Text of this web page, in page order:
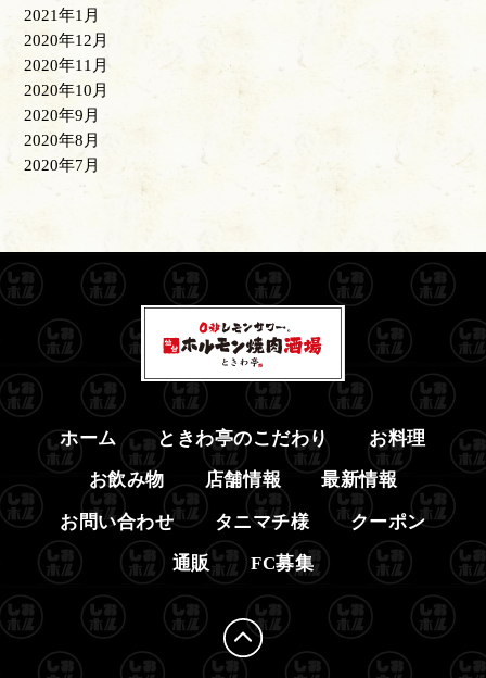
2021年1月
2020年12月
2020年11月
2020年10月
2020年9月
2020年8月
2020年7月
ホーム ときわ亭のこだわり お料理
お飲み物 店舗情報 最新情報
お問い合わせ タニマチ様 クーポン
通販 FC募集